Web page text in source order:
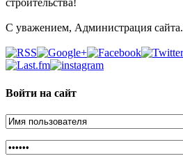
строительства!
С уважением, Администрация сайта.
Войти на сайт